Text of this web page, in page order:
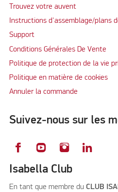
Trouvez votre auvent
Instructions d'assemblage/plans
Support
Conditions Générales De Vente
Politique de protection de la vie
Politique en matière de cookies
Annuler la commande
Suivez-nous sur les
Isabella Club
En tant que membre du CLUB